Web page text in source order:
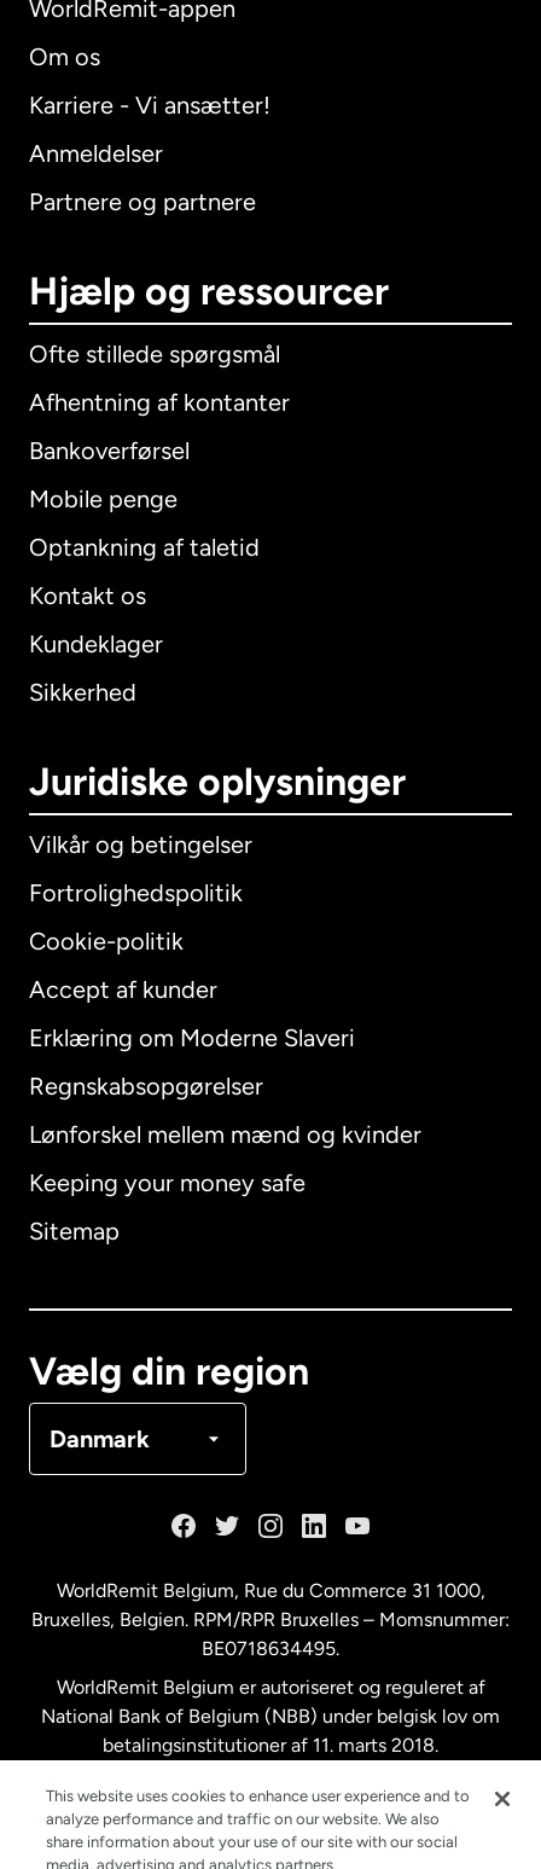
WorldRemit-appen
Om os
Karriere - Vi ansætter!
Anmeldelser
Partnere og partnere
Hjælp og ressourcer
Ofte stillede spørgsmål
Afhentning af kontanter
Bankoverførsel
Mobile penge
Optankning af taletid
Kontakt os
Kundeklager
Sikkerhed
Juridiske oplysninger
Vilkår og betingelser
Fortrolighedspolitik
Cookie-politik
Accept af kunder
Erklæring om Moderne Slaveri
Regnskabsopgørelser
Lønforskel mellem mænd og kvinder
Keeping your money safe
Sitemap
Vælg din region
Danmark
International English
Australien
Malaysia
New Zealand
Spanien
WorldRemit Belgium, Rue du Commerce 31 1000,
Bruxelles, Belgien. RPM/RPR Bruxelles – Momsnummer:
BE0718634495.
WorldRemit Belgium er autoriseret og reguleret af
National Bank of Belgium (NBB) under belgisk lov om
betalingsinstitutioner af 11. marts 2018.
This website uses cookies to enhance user experience and to
analyze performance and traffic on our website. We also
share information about your use of our site with our social
media, advertising and analytics partners.